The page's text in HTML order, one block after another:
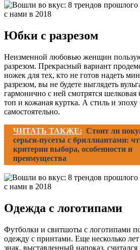
Юбки с разрезом
Неизменной любовью женщин
разрезом. Прекрасный вариант
ножек для тех, кто не готов надеть
разрезом, вы не будете выглядеть
гармонично с ней смотрятся
топ и кожаная куртка. А стиль и
самостоятельно.
ЧИТАТЬ ТАКЖЕ: Стоит ли
серьги-пусеты с бриллиантами:
критерии выбора, особенности и
преимущества
Одежда с логотипами
Футболки и свитшоты с логотипами
одежду с принтами. Еще несколько
знак, выставленный напоказ,